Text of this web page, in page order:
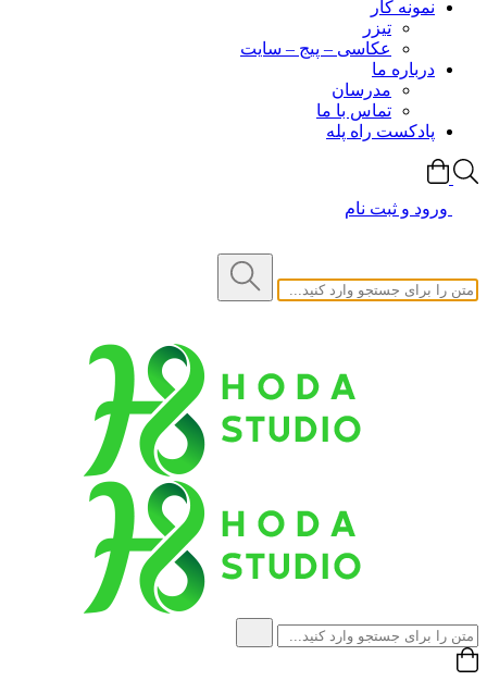
نمونه کار
تیزر
عکاسی – پیج – سایت
درباره ما
مدرسان
تماس با ما
پادکست راه پله
ورود و ثبت نام